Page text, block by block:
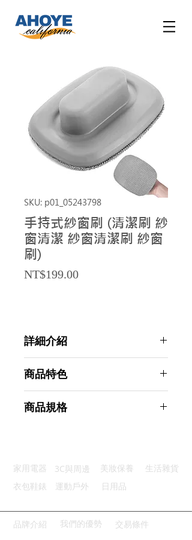
SKU: p01_05243798
手持式紗窗刷 (清潔刷 紗
窗清潔 紗窗清潔刷 紗窗
刷)
NT$199.00Price
詳細介紹
商品特色
乾溼兩用：乾濕用設計更方便清潔
商品規格
主要材質：ABS
商品尺寸：15*12.5*4cm
產地名稱：中國大陸
代理商：亞桓有限公司
家用電器 3C與周邊 美妝保養
生活雜貨
衣包鞋錶
運動戶外 日用品
品牌介紹 我們的優勢 交易條件